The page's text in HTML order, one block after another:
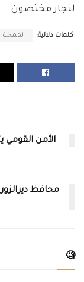
لتجار مختصون.
كلمات دلالية: الكمخة
الأمن
محافظ
🧐